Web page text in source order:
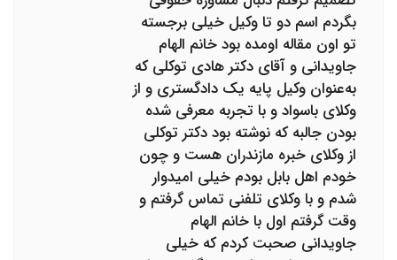
بگردم اسم دو تا وکیل خیلی برجسته
تو اون مقاله اومده بود خانم الهام
جاویدانی و آقای دکتر هادی توکلی که
به‌عنوان وکیل پایه یک دادگستری و از
وکلای باسواد و با تجربه معرفی شده
بودن جالبه که نوشته بود دکتر توکلی
از وکلای خبره مازندران هست و چون
خودم اهل بابل بودم خیلی امیدوار
شدم و با وکلای تلفنی تماس گرفتم و
وقت گرفتم اول با خانم الهام
جاویدانی صحبت کردم که خیلی